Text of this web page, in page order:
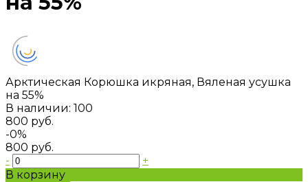
Арктическая Корюшка икряная, Вяленая усушка
на 55%
В наличии: 100
800 руб.
-0%
800 руб.
-
+
В корзину